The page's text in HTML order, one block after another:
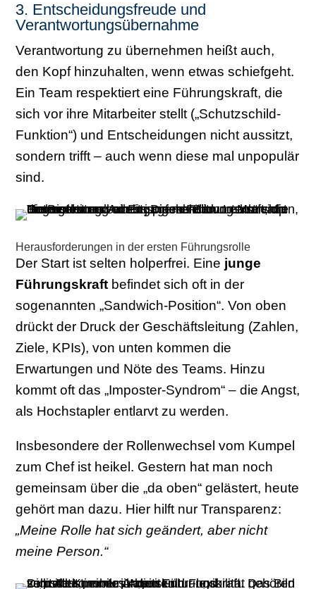
3. Entscheidungsfreude und
Verantwortungsübernahme
Verantwortung zu übernehmen heißt auch,
den Kopf hinzuhalten, wenn etwas schiefgeht.
Ein Team respektiert eine Führungskraft, die
sich vor ihre Mitarbeiter stellt („Schutzschild-
Funktion“) und Entscheidungen nicht aussitzt,
sondern trifft – auch wenn diese mal unpopulär
sind.
Herausforderungen in der ersten Führungsrolle
Der Start ist selten holperfrei. Eine junge
Führungskraft befindet sich oft in der
sogenannten „Sandwich-Position“. Von oben
drückt der Druck der Geschäftsleitung (Zahlen,
Ziele, KPIs), von unten kommen die
Erwartungen und Nöte des Teams. Hinzu
kommt oft das „Imposter-Syndrom“ – die Angst,
als Hochstapler entlarvt zu werden.
Insbesondere der Rollenwechsel vom Kumpel
zum Chef ist heikel. Gestern hat man noch
gemeinsam über die „da oben“ gelästert, heute
gehört man dazu. Hier hilft nur Transparenz:
„Meine Rolle hat sich geändert, aber nicht
meine Person.“